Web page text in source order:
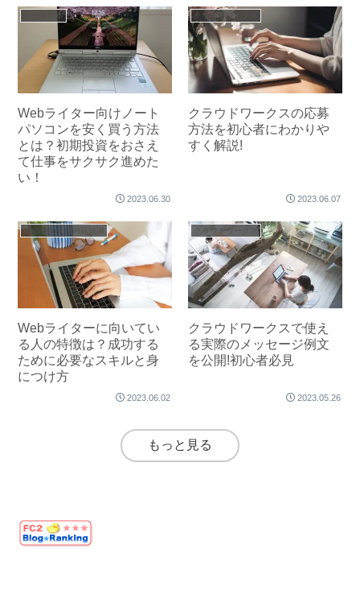
ツール・本
Webライター向けノート
パソコンを安く買う方法
とは？初期投資をおさえ
て仕事をサクサク進めた
い！
2023.06.30
クラウドワークス
クラウドワークスの応募
方法を初心者にわかりや
すく解説!
2023.06.07
Webライターの豆知識
Webライターに向いてい
る人の特徴は？成功する
ために必要なスキルと身
につけ方
2023.06.02
クラウドワークス
クラウドワークスで使え
る実際のメッセージ例文
を公開!初心者必見
2023.05.26
もっと見る